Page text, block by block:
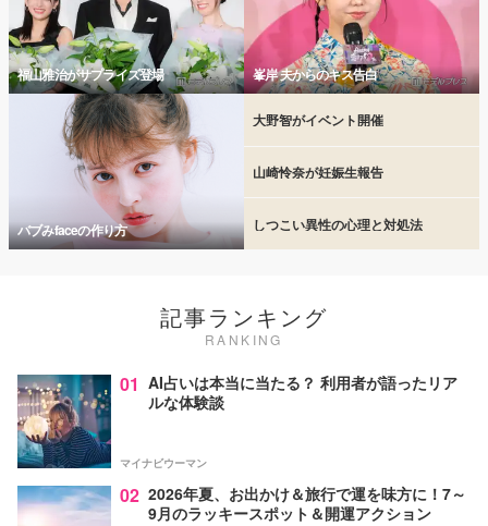
福山雅治がサプライズ登場 峯岸 夫からのキス告白
バブみfaceの作り方
大野智がイベント開催
山崎怜奈が妊娠生報告
しつこい異性の心理と対処法
記事ランキング
RANKING
01 AI占いは本当に当たる？ 利用者が語ったリア
ルな体験談
マイナビウーマン
02 2026年夏、お出かけ＆旅行で運を味方に！7～
9月のラッキースポット＆開運アクション